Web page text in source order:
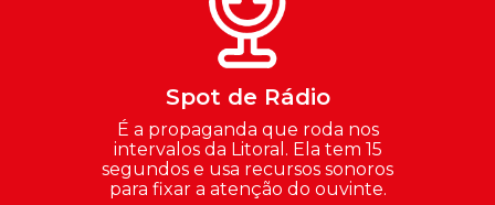
Spot de Rádio
É a propaganda que roda nos
intervalos da Litoral. Ela tem 15
segundos e usa recursos sonoros
para fixar a atenção do ouvinte.